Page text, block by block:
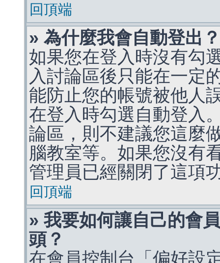
回頂端
» 為什麼我會自動登出？
如果您在登入時沒有勾
入討論區後只能在一定
能防止您的帳號被他人
在登入時勾選自動登入
論區，則不建議您這麼
腦教室等。如果您沒有
管理員已經關閉了這項
回頂端
» 我要如何讓自己的會
頭？
在會員控制台「偏好設